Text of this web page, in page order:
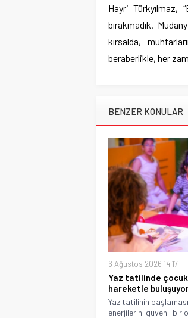
Hayri
bırakmadık.
kırsalda,
beraberlikle, her
BENZER KONULAR
6 Ağustos 2026 14:17
Yaz tatilinde
hareketle
Yaz tatilinin
enerjilerini güvenli bir